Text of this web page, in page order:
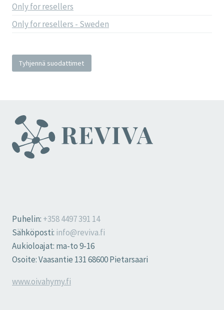
Only for resellers
Only for resellers - Sweden
Tyhjennä suodattimet
Puhelin: +358 4497 391 14
Sähköposti: info@reviva.fi
Aukioloajat: ma-to 9-16
Osoite: Vaasantie 131 68600 Pietarsaari
www.oivahymy.fi